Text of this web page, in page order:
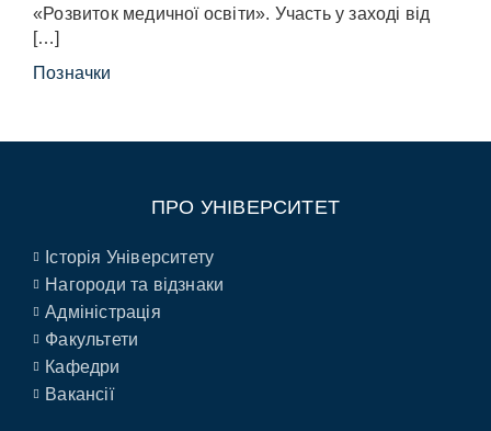
«Розвиток медичної освіти». Участь у заході від
[…]
Позначки
ПРО УНІВЕРСИТЕТ
Історія Університету
Нагороди та відзнаки
Адміністрація
Факультети
Кафедри
Вакансії